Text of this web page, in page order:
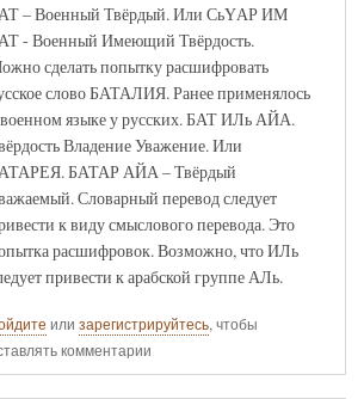
– Военный Твёрдый. Или СьҮАР ИМ
- Военный Имеющий Твёрдость.
сделать попытку расшифровать
слово БАТАЛИЯ. Ранее применялось
языке у русских. БАТ ИЛь АЙА.
Владение Уважение. Или
БАТАР АЙА – Твёрдый
Словарный перевод следует
к виду смыслового перевода. Это
расшифровок. Возможно, что ИЛь
привести к арабской группе АЛь.
или зарегистрируйтесь, чтобы
комментарии